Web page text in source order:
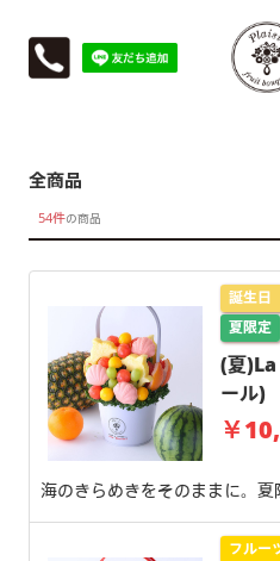
全商品
54件の商品
誕生日
夏限定
(夏
ール)
￥
海のきらめきをそのままに。
フルー